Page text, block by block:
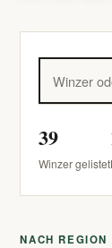
39
Winzer gelistet
NACH REGION